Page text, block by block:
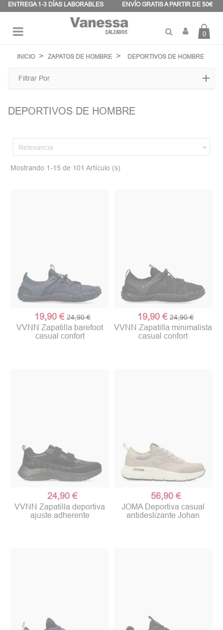
ENTREGA 1-3 DÍAS LABORABLES ENVÍO GRATIS A PARTIR DE 50€
de
palanca
0
INICIO ZAPATOS DE HOMBRE DEPORTIVOS DE HOMBRE
Filtrar Por
DEPORTIVOS DE HOMBRE
Relevancia 
Mostrando 1-15 de 101 Artículo (s)
19,90 € 24,90 €
VVNN Zapatilla barefoot
casual confort
19,90 € 24,90 €
VVNN Zapatilla minimalista
casual confort
24,90 €
VVNN Zapatilla deportiva
ajuste adherente
56,90 €
JOMA Deportiva casual
antideslizante Johan
Panel de gestión de cookies